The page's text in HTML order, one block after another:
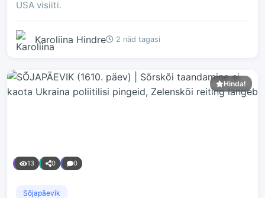
USA visiiti.
Karoliina Hindre 2 näd tagasi
Hinda!
13 0 0
Sõjapäevik